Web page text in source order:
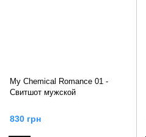
My Chemical Romance 01 -
Свитшот мужской
830 грн